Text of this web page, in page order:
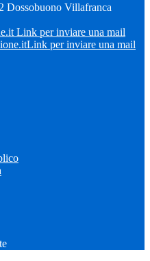
Dossobuono Villafranca
Link per inviare una mail
Link per inviare una mail